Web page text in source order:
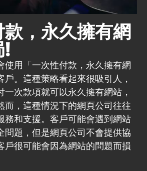
，永久擁有網
!
使用「一次性付款，永久擁有網
。這種策略看起來很吸引人，
一次款項就可以永久擁有網站，
而，這種情況下的網頁公司往往
務和支援。客戶可能會遇到網站
問題，但是網頁公司不會提供協
戶很可能會因為網站的問題而損